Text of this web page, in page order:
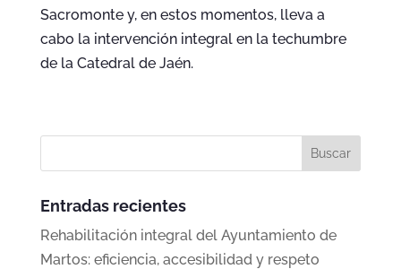
Sacromonte y, en estos momentos, lleva a
cabo la intervención integral en la techumbre
de la Catedral de Jaén.
Entradas recientes
Rehabilitación integral del Ayuntamiento de
Martos: eficiencia, accesibilidad y respeto